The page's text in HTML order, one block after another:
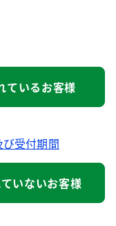
ているお客様
受付期間
いないお客様